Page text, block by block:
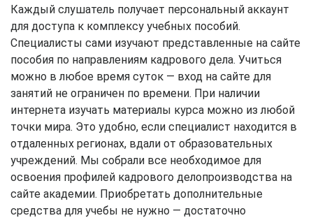
Каждый слушатель получает персональный аккаунт
для доступа к комплексу учебных пособий.
Специалисты сами изучают представленные на сайте
пособия по направлениям кадрового дела. Учиться
можно в любое время суток — вход на сайте для
занятий не ограничен по времени. При наличии
интернета изучать материалы курса можно из любой
точки мира. Это удобно, если специалист находится в
отдаленных регионах, вдали от образовательных
учреждений. Мы собрали все необходимое для
освоения профилей кадрового делопроизводства на
сайте академии. Приобретать дополнительные
средства для учебы не нужно — достаточно